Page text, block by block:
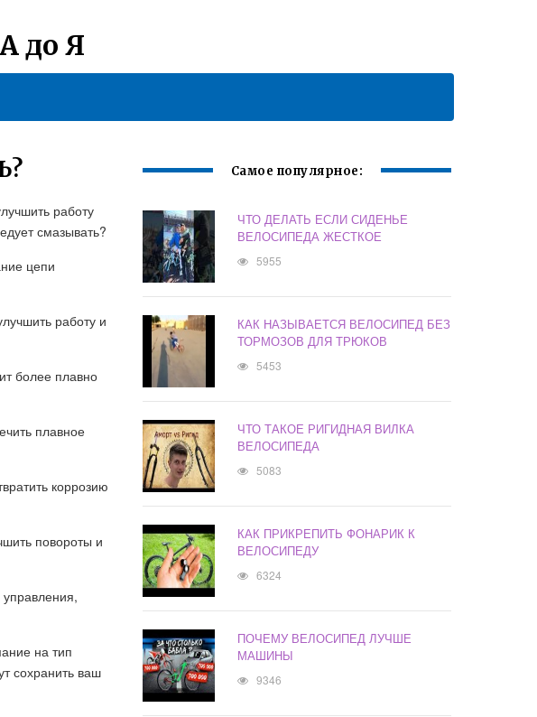
до Я
работу
смазывать?
цепи
работу и
более плавно
плавное
коррозию
повороты и
на тип
сохранить ваш
Самое популярное:
ЧТО ДЕЛАТЬ ЕСЛИ СИДЕНЬЕ
ВЕЛОСИПЕДА ЖЕСТКОЕ
5955
КАК НАЗЫВАЕТСЯ ВЕЛОСИПЕД БЕЗ
ТОРМОЗОВ ДЛЯ ТРЮКОВ
5453
ЧТО ТАКОЕ РИГИДНАЯ ВИЛКА
ВЕЛОСИПЕДА
5083
КАК ПРИКРЕПИТЬ ФОНАРИК К
ВЕЛОСИПЕДУ
6324
ПОЧЕМУ ВЕЛОСИПЕД ЛУЧШЕ
МАШИНЫ
9346